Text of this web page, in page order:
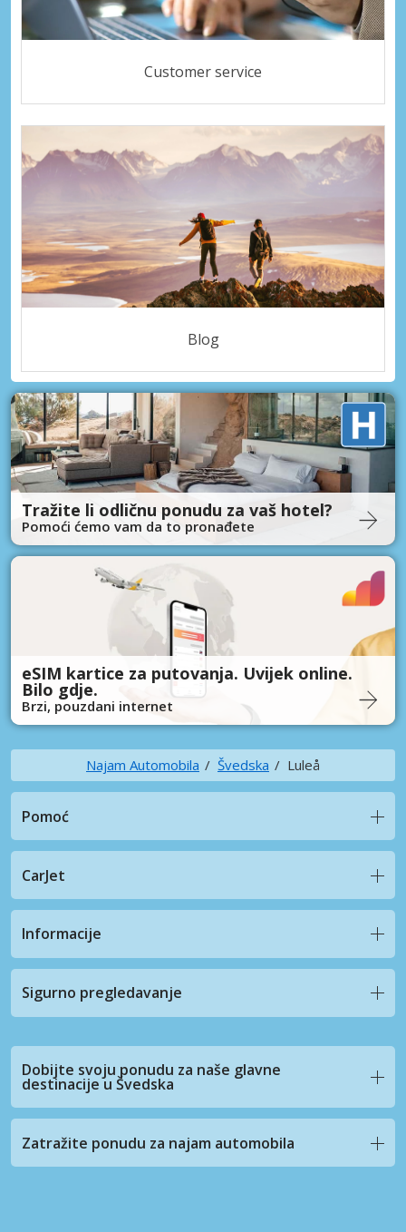
Customer service
Blog
Tražite li odličnu ponudu za vaš hotel?
Pomoći ćemo vam da to pronađete
eSIM kartice za putovanja. Uvijek online.
Bilo gdje.
Brzi, pouzdani internet
Najam Automobila Švedska Luleå
Pomoć
CarJet
Informacije
Sigurno pregledavanje
Dobijte svoju ponudu za naše glavne
destinacije u Švedska
Zatražite ponudu za najam automobila